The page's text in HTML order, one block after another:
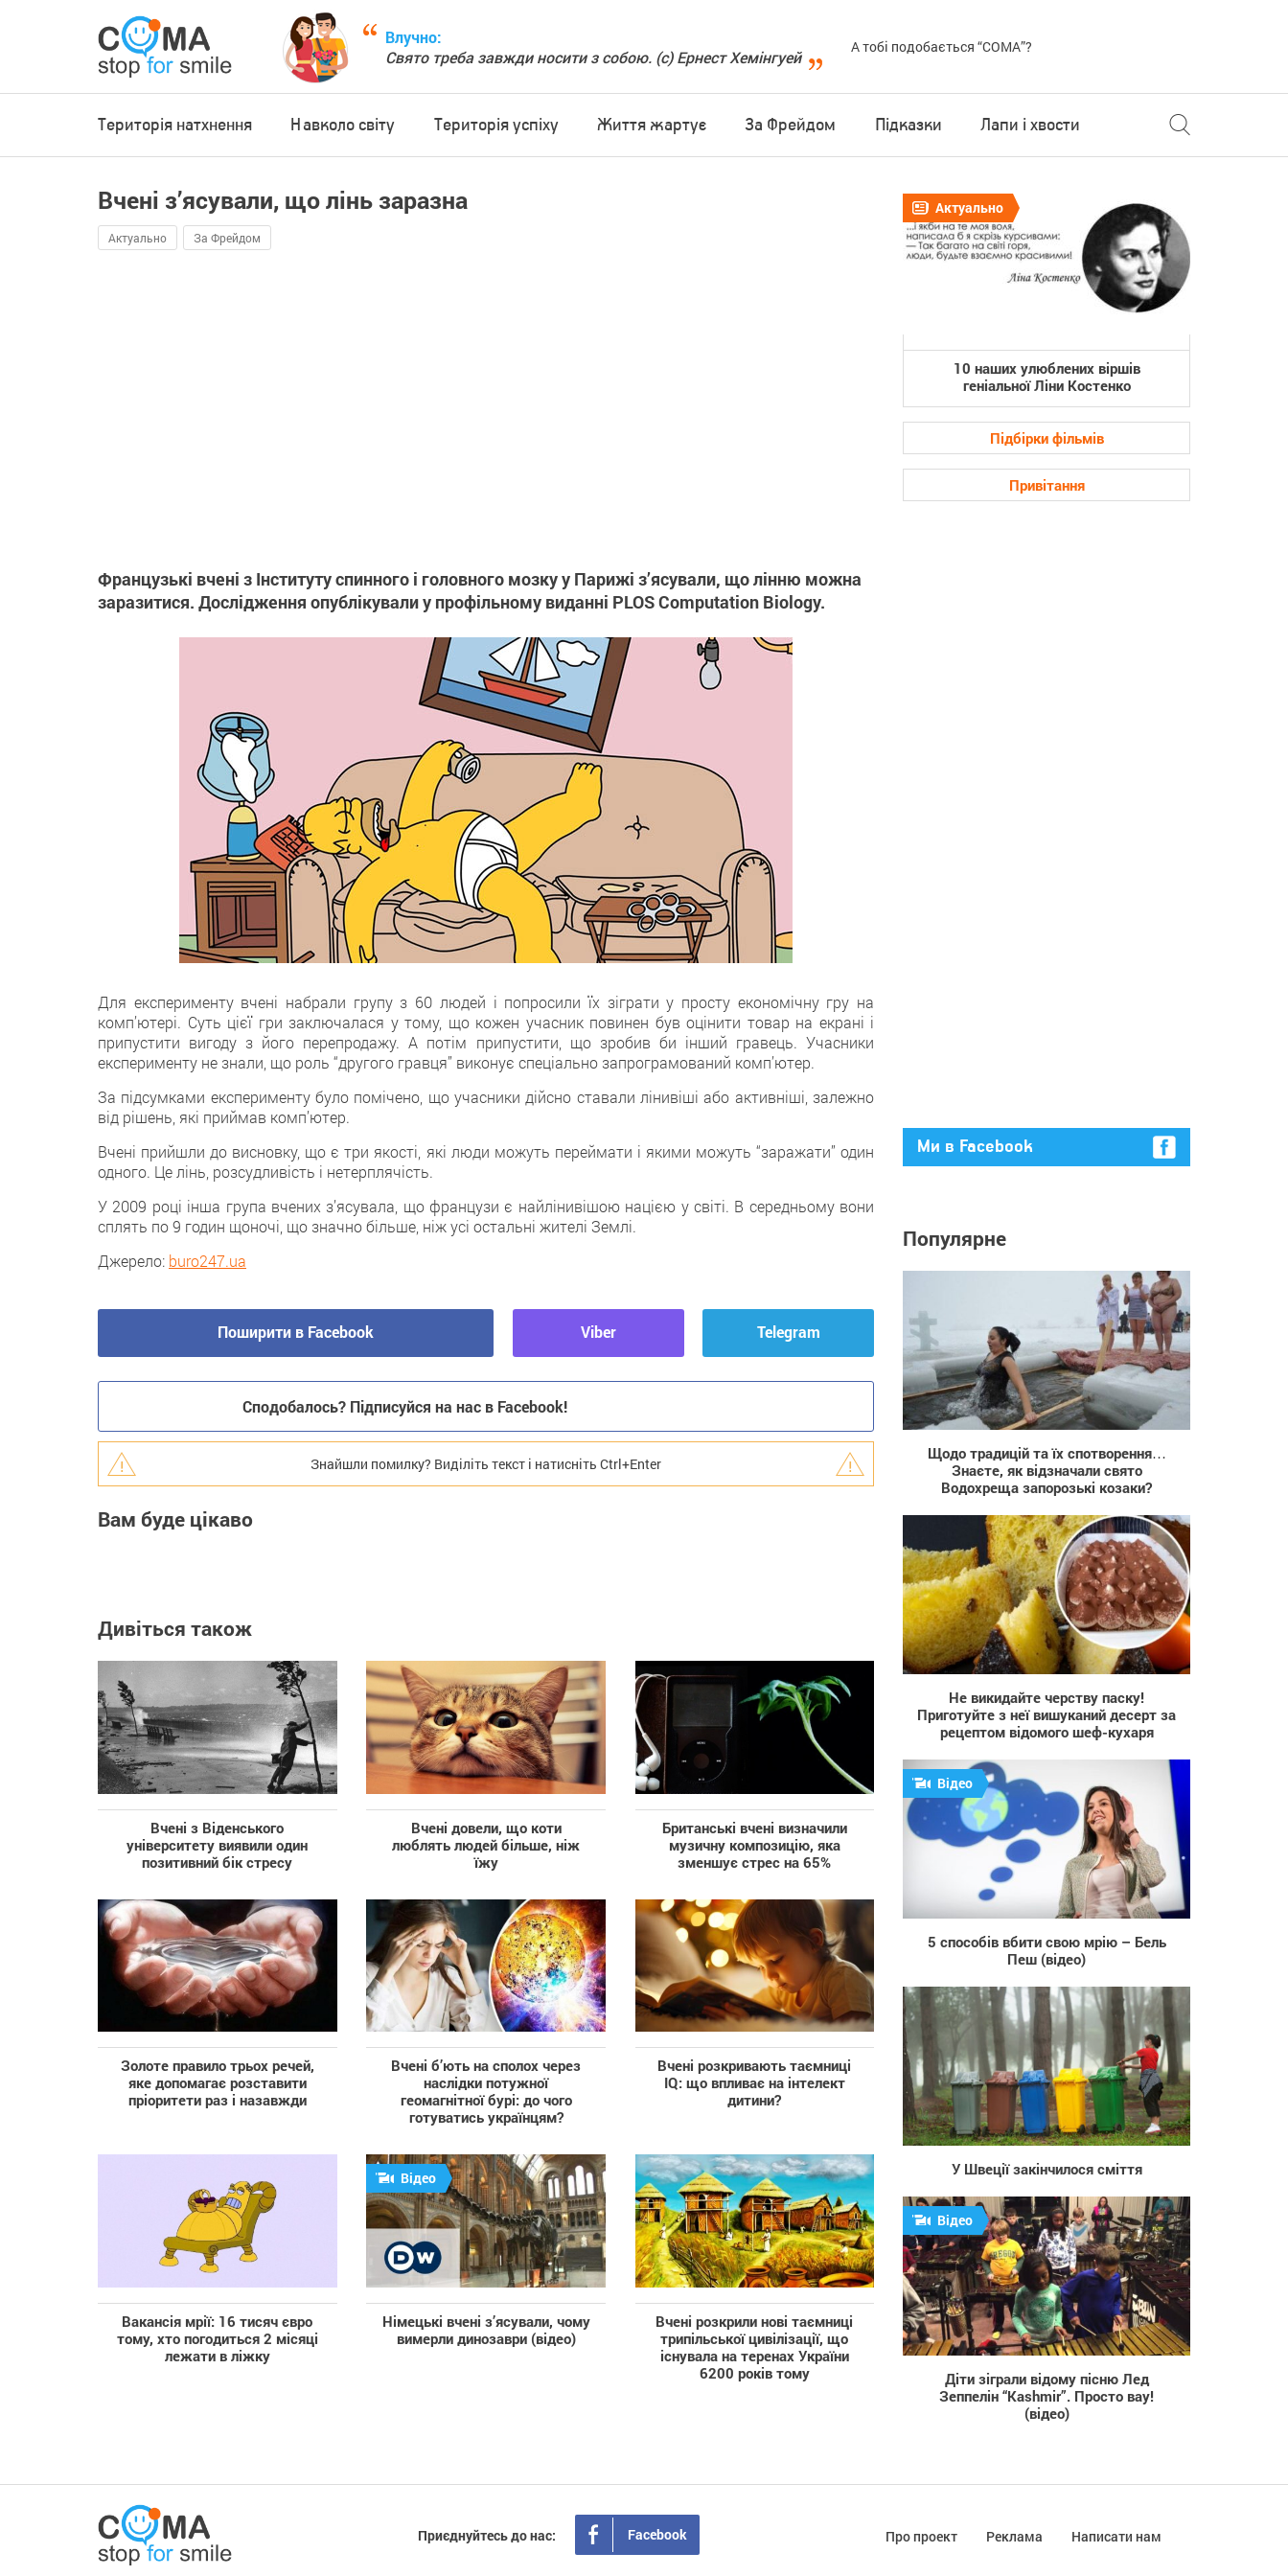
Влучно:
Свято треба завжди носити з собою. (с) Ернест Хемінгуей
А тобі подобається “COMA”?
Територія натхнення Навколо світу Територія успіху Життя жартує За Фрейдом Підказки Лапи і хвости
Вчені з’ясували, що лінь заразна
Актуально За Фрейдом
Французькі вчені з Інституту спинного і головного мозку у Парижі з’ясували, що лінню можна
заразитися. Дослідження опублікували у профільному виданні PLOS Computation Biology.
Для експерименту вчені набрали групу з 60 людей і попросили їх зіграти у просту економічну гру на
комп’ютері. Суть цієї гри заключалася у тому, що кожен учасник повинен був оцінити товар на екрані і
припустити вигоду з його перепродажу. А потім припустити, що зробив би інший гравець. Учасники
експерименту не знали, що роль “другого гравця” виконує спеціально запрограмований комп’ютер.
За підсумками експерименту було помічено, що учасники дійсно ставали лінивіші або активніші, залежно
від рішень, які приймав комп’ютер.
Вчені прийшли до висновку, що є три якості, які люди можуть переймати і якими можуть “заражати” один
одного. Це лінь, розсудливість і нетерплячість.
У 2009 році інша група вчених з’ясувала, що французи є найлінивішою нацією у світі. В середньому вони
сплять по 9 годин щоночі, що значно більше, ніж усі остальні жителі Землі.
Джерело: buro247.ua
Поширити в Facebook Viber Telegram
Сподобалось? Підписуйся на нас в Facebook!
Знайшли помилку? Виділіть текст і натисніть Ctrl+Enter
Вам буде цікаво
Дивіться також
Вчені з Віденського
університету виявили один
позитивний бік стресу
Вчені довели, що коти
люблять людей більше, ніж
їжу
Британські вчені визначили
музичну композицію, яка
зменшує стрес на 65%
Золоте правило трьох речей,
яке допомагає розставити
пріоритети раз і назавжди
Вчені б’ють на сполох через
наслідки потужної
геомагнітної бурі: до чого
готуватись українцям?
Вчені розкривають таємниці
IQ: що впливає на інтелект
дитини?
Вакансія мрії: 16 тисяч євро
тому, хто погодиться 2 місяці
лежати в ліжку
Відео
Німецькі вчені з’ясували, чому
вимерли динозаври (відео)
Вчені розкрили нові таємниці
трипільської цивілізації, що
існувала на теренах України
6200 років тому
Актуально
10 наших улюблених віршів
геніальної Ліни Костенко
Підбірки фільмів
Привітання
Ми в Facebook
Популярне
8 731
Щодо традицій та їх спотворення…
Знаєте, як відзначали свято
Водохреща запорозькі козаки?
142
Не викидайте черству паску!
Приготуйте з неї вишуканий десерт за
рецептом відомого шеф-кухаря
1 166
Відео
5 способів вбити свою мрію – Бель
Пеш (відео)
22 188
У Швеції закінчилося сміття
972
Відео
Діти зіграли відому пісню Лед
Зеппелін “Кashmir”. Просто вау!
(відео)
Приєднуйтесь до нас: Facebook Про проект Реклама Написати нам